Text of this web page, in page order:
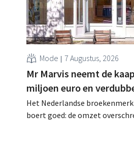
Mode 7 Augustus, 2026
Mr Marvis neemt de
miljoen euro en
Het Nederlandse
boert goed: de omzet